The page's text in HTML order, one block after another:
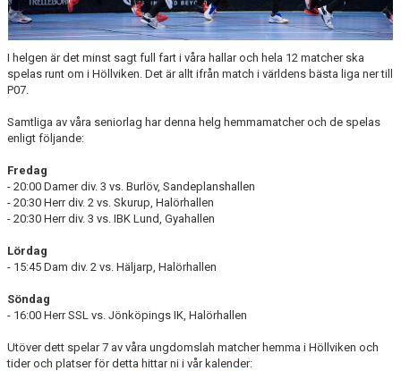
I helgen är det minst sagt full fart i våra hallar och hela 12 matcher ska
spelas runt om i Höllviken. Det är allt ifrån match i världens bästa liga ner till
P07.
Samtliga av våra seniorlag har denna helg hemmamatcher och de spelas
enligt följande:
Fredag
- 20:00 Damer div. 3 vs. Burlöv, Sandeplanshallen
- 20:30 Herr div. 2 vs. Skurup, Halörhallen
- 20:30 Herr div. 3 vs. IBK Lund, Gyahallen
Lördag
- 15:45 Dam div. 2 vs. Häljarp, Halörhallen
Söndag
- 16:00 Herr SSL vs. Jönköpings IK, Halörhallen
Utöver dett spelar 7 av våra ungdomslah matcher hemma i Höllviken och
tider och platser för detta hittar ni i vår kalender: